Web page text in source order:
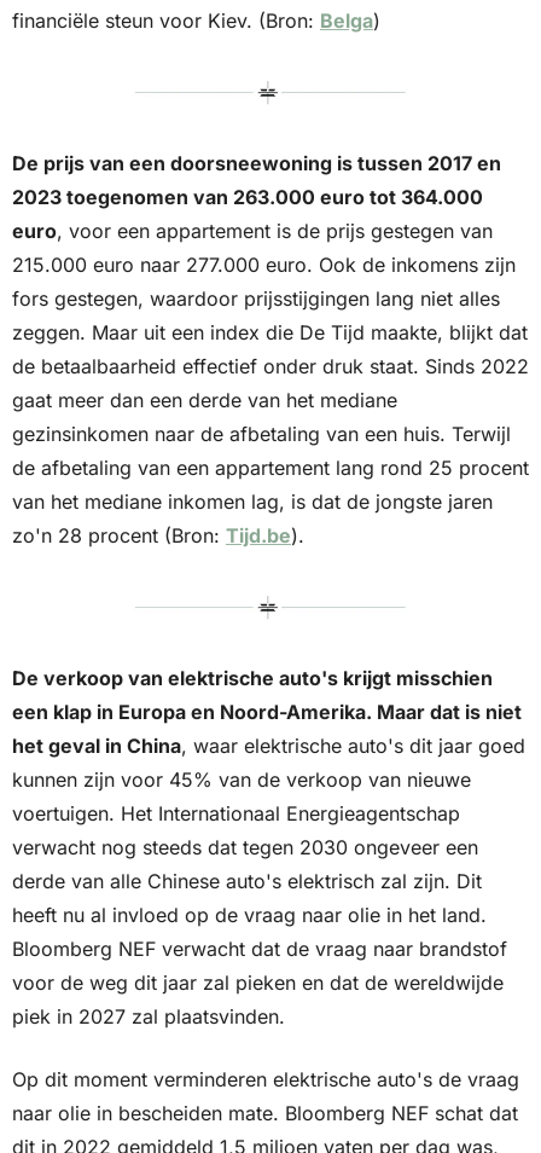
financiële steun voor Kiev. (Bron: Belga)
De prijs van een doorsneewoning is tussen 2017 en
2023 toegenomen van 263.000 euro tot 364.000
euro, voor een appartement is de prijs gestegen van
215.000 euro naar 277.000 euro. Ook de inkomens zijn
fors gestegen, waardoor prijsstijgingen lang niet alles
zeggen. Maar uit een index die De Tijd maakte, blijkt dat
de betaalbaarheid effectief onder druk staat. Sinds 2022
gaat meer dan een derde van het mediane
gezinsinkomen naar de afbetaling van een huis. Terwijl
de afbetaling van een appartement lang rond 25 procent
van het mediane inkomen lag, is dat de jongste jaren
zo'n 28 procent (Bron: Tijd.be).
De verkoop van elektrische auto's krijgt misschien
een klap in Europa en Noord-Amerika. Maar dat is niet
het geval in China, waar elektrische auto's dit jaar goed
kunnen zijn voor 45% van de verkoop van nieuwe
voertuigen. Het Internationaal Energieagentschap
verwacht nog steeds dat tegen 2030 ongeveer een
derde van alle Chinese auto's elektrisch zal zijn. Dit
heeft nu al invloed op de vraag naar olie in het land.
Bloomberg NEF verwacht dat de vraag naar brandstof
voor de weg dit jaar zal pieken en dat de wereldwijde
piek in 2027 zal plaatsvinden.
Op dit moment verminderen elektrische auto's de vraag
naar olie in bescheiden mate. Bloomberg NEF schat dat
dit in 2022 gemiddeld 1,5 miljoen vaten per dag was,